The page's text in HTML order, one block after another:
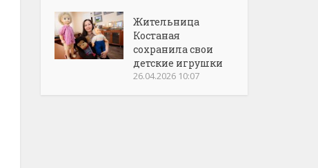
Жительница
Костаная
сохранила свои
детские игрушки
26.04.2026 10:07